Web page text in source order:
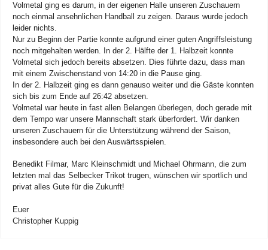
Volmetal ging es darum, in der eigenen Halle unseren Zuschauern
noch einmal ansehnlichen Handball zu zeigen. Daraus wurde jedoch
leider nichts.
Nur zu Beginn der Partie konnte aufgrund einer guten Angriffsleistung
noch mitgehalten werden. In der 2. Hälfte der 1. Halbzeit konnte
Volmetal sich jedoch bereits absetzen. Dies führte dazu, dass man
mit einem Zwischenstand von 14:20 in die Pause ging.
In der 2. Halbzeit ging es dann genauso weiter und die Gäste konnten
sich bis zum Ende auf 26:42 absetzen.
Volmetal war heute in fast allen Belangen überlegen, doch gerade mit
dem Tempo war unsere Mannschaft stark überfordert. Wir danken
unseren Zuschauern für die Unterstützung während der Saison,
insbesondere auch bei den Auswärtsspielen.
Benedikt Filmar, Marc Kleinschmidt und Michael Ohrmann, die zum
letzten mal das Selbecker Trikot trugen, wünschen wir sportlich und
privat alles Gute für die Zukunft!
Euer
Christopher Kuppig